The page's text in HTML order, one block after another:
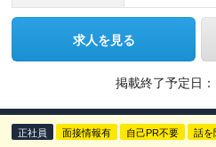
求人を見る
掲載終了予定日：
正社員 面接情報有 自己PR不要 話を